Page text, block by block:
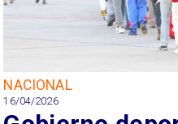
NACIONAL
16/04/2026